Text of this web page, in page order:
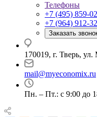
Телефоны
+7 (495) 859-
+7 (964) 912-
Заказать
170019, г. Тверь,
mail@myeconomix.ru
Пн. – Пт.: с 9:00 до